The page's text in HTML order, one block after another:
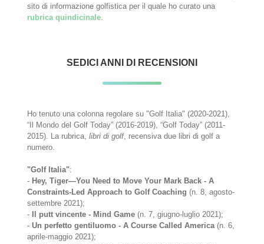
sito di informazione golfistica per il quale ho curato una
rubrica quindicinale
SEDICI ANNI DI RECENSIONI
Ho tenuto una colonna regolare su "Golf Italia" (2020-2021),
“Il Mondo del Golf Today” (2016-2019), “Golf Today” (2011-
2015). La rubrica,libri di golf, recensiva due libri di golf a
numero.
"Golf Italia":
- Hey, Tiger—You Need to Move Your Mark Back - A
Constraints-Led Approach to Golf Coaching (n. 8, agosto-
settembre 2021);
-
Il putt vincente - Mind Game (n. 7, giugno-luglio 2021);
-Un perfetto gentiluomo - A Course Called America(n. 6,
aprile-maggio 2021);